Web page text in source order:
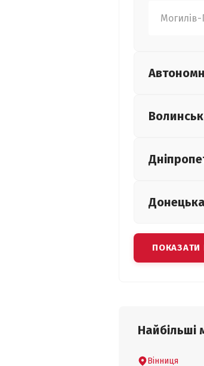
Могилів-
Донецька
ПОКАЗАТИ
Найбільші
Вінниця